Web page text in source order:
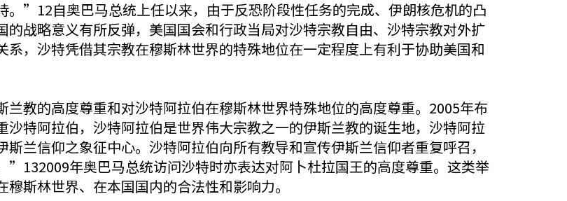
。”12自奥巴马总统上任以来，由于反恐阶段性任务的完成、伊朗核危机的凸
战略意义有所反弹，美国国会和行政当局对沙特宗教自由、沙特宗教对外扩
，沙特凭借其宗教在穆斯林世界的特殊地位在一定程度上有利于协助美国和
教的高度尊重和对沙特阿拉伯在穆斯林世界特殊地位的高度尊重。2005年布
特阿拉伯，沙特阿拉伯是世界伟大宗教之一的伊斯兰教的诞生地，沙特阿拉
兰信仰之象征中心。沙特阿拉伯向所有教导和宣传伊斯兰信仰者重复呼召，
”132009年奥巴马总统访问沙特时亦表达对阿卜杜拉国王的高度尊重。这类举
斯林世界、在本国国内的合法性和影响力。